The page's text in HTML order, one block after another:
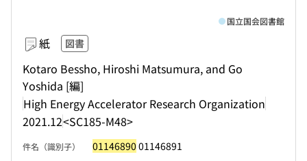
紙 図書
Kotaro Bessho, Hiroshi Matsumura, and Go
Yoshida [編]
High Energy Accelerator Research Organization
2021.12<SC185-M48>
国立国会図書館
件名（識別子） 01146890 01146891